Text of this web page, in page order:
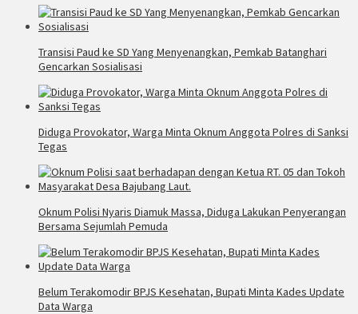
Transisi Paud ke SD Yang Menyenangkan, Pemkab Batanghari
Gencarkan Sosialisasi
Diduga Provokator, Warga Minta Oknum Anggota Polres di Sanksi
Tegas
Oknum Polisi Nyaris Diamuk Massa, Diduga Lakukan Penyerangan
Bersama Sejumlah Pemuda
Belum Terakomodir BPJS Kesehatan, Bupati Minta Kades Update
Data Warga